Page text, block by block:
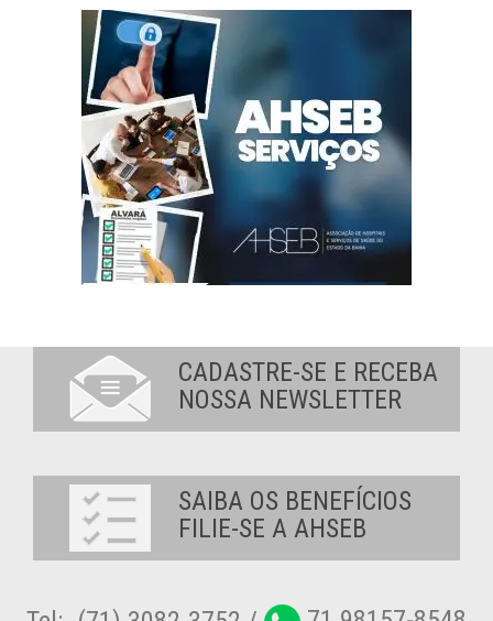
CADASTRE-SE E RECEBA
NOSSA NEWSLETTER
SAIBA OS BENEFÍCIOS
FILIE-SE A AHSEB